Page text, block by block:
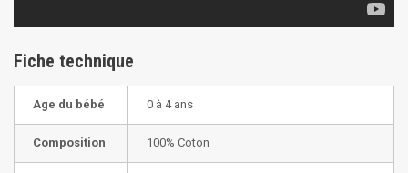
Fiche technique
Age du bébé 0 à 4 ans
Composition 100% Coton